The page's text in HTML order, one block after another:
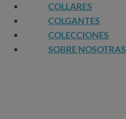
COLLARES
COLGANTES
COLECCIONES
SOBRE NOSOTRAS